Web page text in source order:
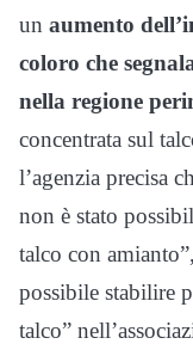
un aumento
coloro che
nella regione
concentrata sul
l’agenzia precisa
non è stato
talco con
possibile stabilire
talco”